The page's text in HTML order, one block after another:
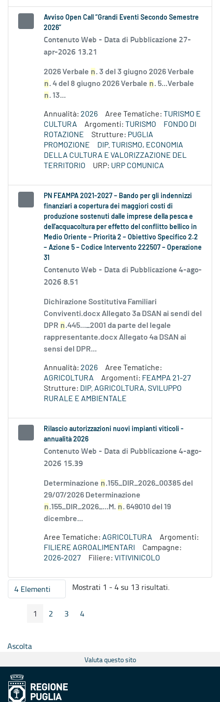
Avviso Open Call “Grandi Eventi Secondo Semestre
2026”
Contenuto Web - Data di Pubblicazione 27-
apr-2026 13.21
2026 Verbale n. 3 del 3 giugno 2026 Verbale
n. 4 del 8 giugno 2026 Verbale n. 5...Verbale
n. 13...
Annualità: 2026 Aree Tematiche: TURISMO E
CULTURA
Argomenti: TURISMO
FONDO DI
ROTAZIONE
Strutture: PUGLIA
PROMOZIONE
DIP. TURISMO, ECONOMIA
DELLA CULTURA E VALORIZZAZIONE DEL
TERRITORIO
URP: URP COMUNICA
PN FEAMPA 2021-2027 – Bando per gli indennizzi
finanziari a copertura dei maggiori costi di
produzione sostenuti dalle imprese della pesca e
dell'acquacoltura per effetto del conflitto bellico in
Medio Oriente – Priorità 2 – Obiettivo Specifico 2.2
– Azione 5 – Codice Intervento 222507 – Operazione
31
Contenuto Web - Data di Pubblicazione 4-ago-
2026 8.51
Dichirazione Sostitutiva Familiari
Conviventi.docx Allegato 3a DSAN ai sendi del
DPR n.445..._2001 da parte del legale
rappresentante.docx Allegato 4a DSAN ai
sensi del DPR...
Annualità: 2026
Aree Tematiche:
AGRICOLTURA
Argomenti: FEAMPA 21-27
Strutture: DIP. AGRICOLTURA, SVILUPPO
RURALE E AMBIENTALE
Rilascio autorizzazioni nuovi impianti viticoli -
annualità 2026
Contenuto Web - Data di Pubblicazione 4-ago-
2026 15.39
Determinazione n.155_DIR_2026_00385 del
29/07/2026 Determinazione
n.155_DIR_2026_...M. n. 649010 del 19
dicembre...
Aree Tematiche: AGRICOLTURA
Argomenti:
FILIERE AGROALIMENTARI
Campagne:
2026-2027
Filiere: VITIVINICOLO
4 ElementiPer pagina
Mostrati 1 - 4 su 13 risultati.
Pagina Precedente
Pagina
1 Pagina
2 Pagina
3 Pagina
4
Ascolta
Valuta questo sito